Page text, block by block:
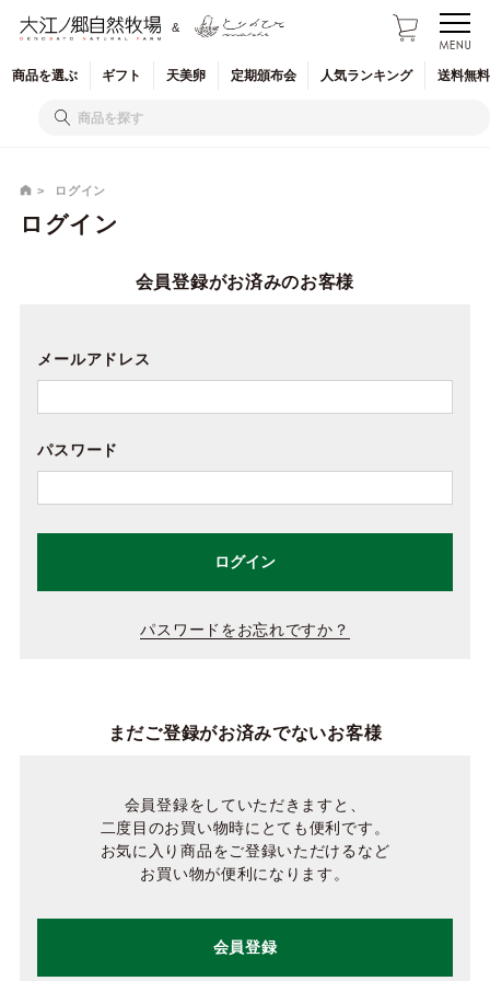
&
商品を選ぶ ギフト 天美卵 定期頒布会 人気ランキング 送料無
ログイン
ログイン
会員登録がお済みのお客様
メールアドレス
パスワード
ログイン
パスワードをお忘れですか？
まだご登録がお済みでないお客様
会員登録をしていただきますと、
二度目のお買い物時にとても便利です。
お気に入り商品をご登録いただけるなど
お買い物が便利になります。
会員登録